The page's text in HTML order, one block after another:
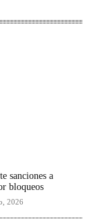
sanciones a
bloqueos
2026